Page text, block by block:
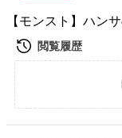
【モンスト】ハン